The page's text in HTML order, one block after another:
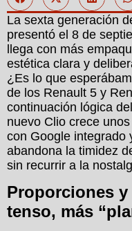
La sexta generación
presentó el 8 de
llega con más
estética clara y
¿Es lo que
de los Renault 5 y
continuación lógica
nuevo Clio crece
con Google integrado
abandona la timidez
sin recurrir a la
Proporciones
tenso, más